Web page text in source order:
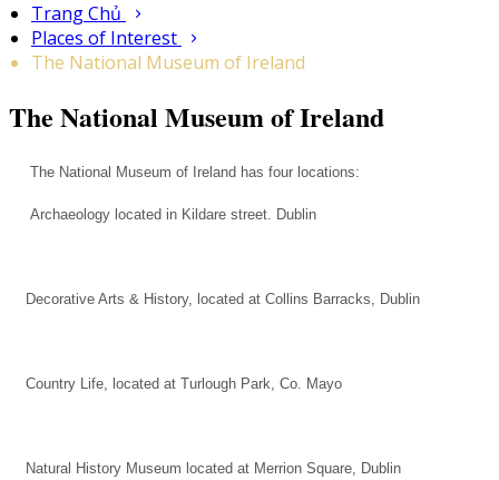
Trang Chủ
Places of Interest
The National Museum of Ireland
The National Museum of Ireland
The National Museum of Ireland has four locations:
Archaeology located in Kildare street. Dublin
Decorative Arts & History, located at Collins Barracks, Dublin
Country Life, located at Turlough Park, Co. Mayo
Natural History Museum located at Merrion Square, Dublin